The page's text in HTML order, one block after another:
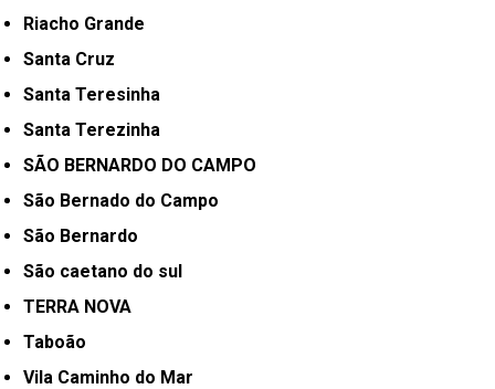
Riacho Grande
Santa Cruz
Santa Teresinha
Santa Terezinha
SÃO BERNARDO DO CAMPO
São Bernado do Campo
São Bernardo
São caetano do sul
TERRA NOVA
Taboão
Vila Caminho do Mar